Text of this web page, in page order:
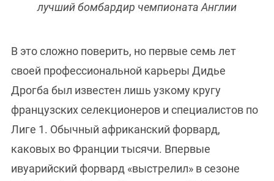
лучший бомбардир чемпионата Англии
В это сложно поверить, но первые семь лет
своей профессиональной карьеры Дидье
Дрогба был известен лишь узкому кругу
французских селекционеров и специалистов по
Лиге 1. Обычный африканский форвард,
каковых во Франции тысячи. Впервые
ивуарийский форвард «выстрелил» в сезоне